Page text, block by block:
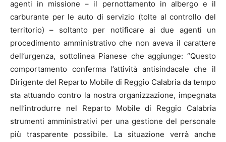
agenti in missione – il pernottamento in albergo e il
carburante per le auto di servizio (tolte al controllo del
territorio) – soltanto per notificare ai due agenti un
procedimento amministrativo che non aveva il carattere
dell’urgenza, sottolinea Pianese che aggiunge: “Questo
comportamento conferma l’attività antisindacale che il
Dirigente del Reparto Mobile di Reggio Calabria da tempo
sta attuando contro la nostra organizzazione, impegnata
nell’introdurre nel Reparto Mobile di Reggio Calabria
strumenti amministrativi per una gestione del personale
più trasparente possibile. La situazione verrà anche